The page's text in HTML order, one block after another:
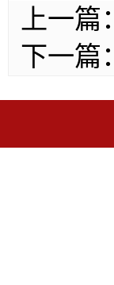
上一篇：
下一篇：